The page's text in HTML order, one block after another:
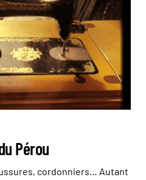
Pérou
cordonniers… Autant